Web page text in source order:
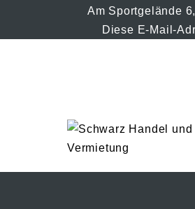
Am Sportgelände
Diese E-Mail-